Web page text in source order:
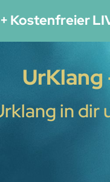
Kostenfreier
in dir